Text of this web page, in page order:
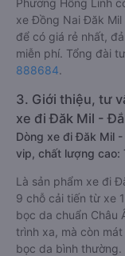
Phương Hồng Linh
xe Đồng Nai Đăk
để có giá rẻ nhất,
miễn phí. Tổng đài
888684.
3. Giới thiệu, tư
xe đi Đăk Mil -
Dòng xe đi Đăk Mil
vip, chất lượng cao:
Là sản phẩm xe đi
9 chỗ cải tiến từ xe
bọc da chuẩn Châu
trình xa, mà còn
bọc da bình thường.